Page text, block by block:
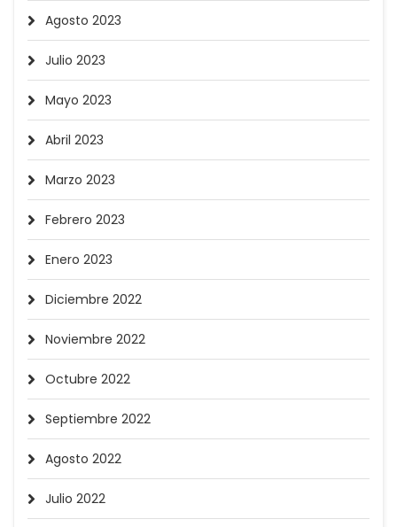
Agosto 2023
Julio 2023
Mayo 2023
Abril 2023
Marzo 2023
Febrero 2023
Enero 2023
Diciembre 2022
Noviembre 2022
Octubre 2022
Septiembre 2022
Agosto 2022
Julio 2022